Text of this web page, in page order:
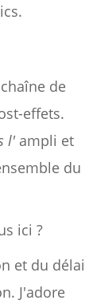
de
effets.
l'ampli et
du
ici ?
et du délai
J'adore